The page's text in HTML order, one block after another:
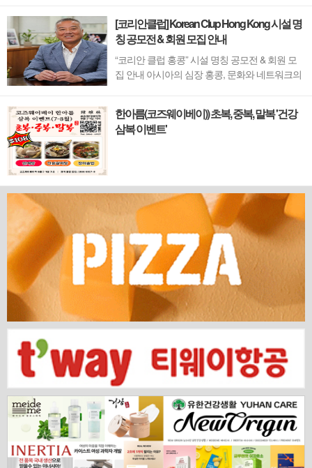
[코리안클럽] Korean Clup Hong Kong 시설 명
칭 공모전 & 회원 모집 안내
“코리안 클럽 홍콩” 시설 명칭 공모전 & 회원 모
집 안내 아시아의 심장 홍콩, 문화와 네트워크의
홍콩. 이 역동적인 글로벌 허브의 중심에서 한국
의 깊이 있는 문화유산과 세계적 감각을 잇는 새
한아름(코즈웨이베이)) 초복, 중복, 말복 '건강
삼복 이벤트'